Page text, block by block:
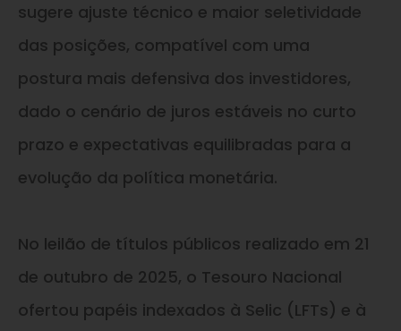
sugere ajuste técnico e maior seletividade
das posições, compatível com uma
postura mais defensiva dos investidores,
dado o cenário de juros estáveis no curto
prazo e expectativas equilibradas para a
evolução da política monetária.
No leilão de títulos públicos realizado em 21
de outubro de 2025, o Tesouro Nacional
ofertou papéis indexados à Selic (LFTs) e à